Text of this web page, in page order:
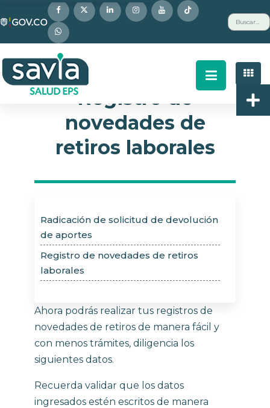
este
sitio
web
incluye
un
Buscar
Registro de
novedades de
retiros laborales
Radicación de solicitud de devolución
de aportes
Registro de novedades de retiros
laborales
Ahora podrás realizar tus registros de
novedades de retiros de manera fácil y
con menos trámites, diligencia los
siguientes datos.
Recuerda validar que los datos
ingresados estén escritos de manera